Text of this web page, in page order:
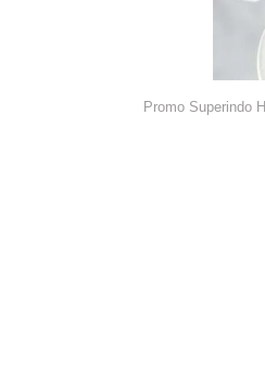
Promo Superindo